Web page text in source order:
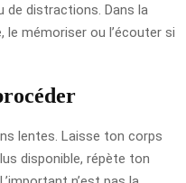
de distractions. Dans la
le mémoriser ou l’écouter si
lentes. Laisse ton corps
disponible, répète ton